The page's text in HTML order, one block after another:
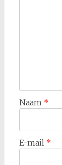
Naam *
E-mail *